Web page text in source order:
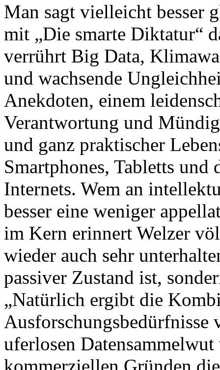
Man sagt vielleicht besser
mit „Die smarte Diktatur“
verrührt Big Data,
und wachsende
Anekdoten, einem
Verantwortung und
und ganz praktischer
Smartphones, Tabletts und
Internets. Wem an
besser eine weniger
im Kern erinnert Welzer
wieder auch sehr
passiver Zustand ist,
„Natürlich ergibt die
Ausforschungsbedürfnisse
uferlosen
kommerziellen Gründen